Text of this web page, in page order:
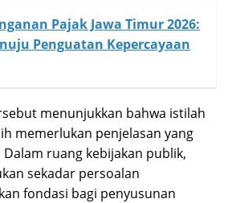
Pajak Jawa Timur 2026:
Penguatan Kepercayaan
menunjukkan bahwa istilah
memerlukan penjelasan yang
ruang kebijakan publik,
sekadar persoalan
fondasi bagi penyusunan